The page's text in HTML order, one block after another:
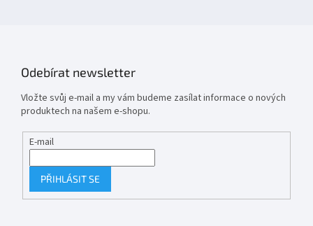
Odebírat newsletter
Vložte svůj e-mail a my vám budeme zasílat informace o nových
produktech na našem e-shopu.
E-mail
PŘIHLÁSIT SE